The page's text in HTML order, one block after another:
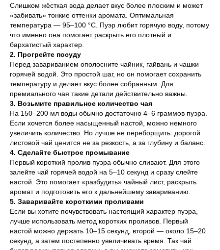
Слишком жёсткая вода делает вкус более плоским и может
«забивать» тонкие оттенки аромата. Оптимальная
температура — 95–100 °C. Пуэр любит горячую воду, потому
что именно она помогает раскрыть его плотный и
бархатистый характер.
2. Прогрейте посуду
Перед завариванием ополосните чайник, гайвань и чашки
горячей водой. Это простой шаг, но он помогает сохранить
температуру и делает вкус более собранным. Для
премиального чая такие детали действительно важны.
3. Возьмите правильное количество чая
На 150–200 мл воды обычно достаточно 4–6 граммов пуэра.
Если хочется более насыщенный настой, можно немного
увеличить количество. Но лучше не переборщить: дорогой
листовой чай ценится не за резкость, а за глубину и баланс.
4. Сделайте быстрое промывание
Первый короткий пролив пуэра обычно сливают. Для этого
залейте чай горячей водой на 5–10 секунд и сразу слейте
настой. Это помогает «разбудить» чайный лист, раскрыть
аромат и подготовить его к дальнейшему завариванию.
5. Заваривайте короткими проливами
Если вы хотите почувствовать настоящий характер пуэра,
лучше использовать метод коротких проливов. Первый
настой можно держать 10–15 секунд, второй — около 15–20
секунд, а затем постепенно увеличивать время. Так чай